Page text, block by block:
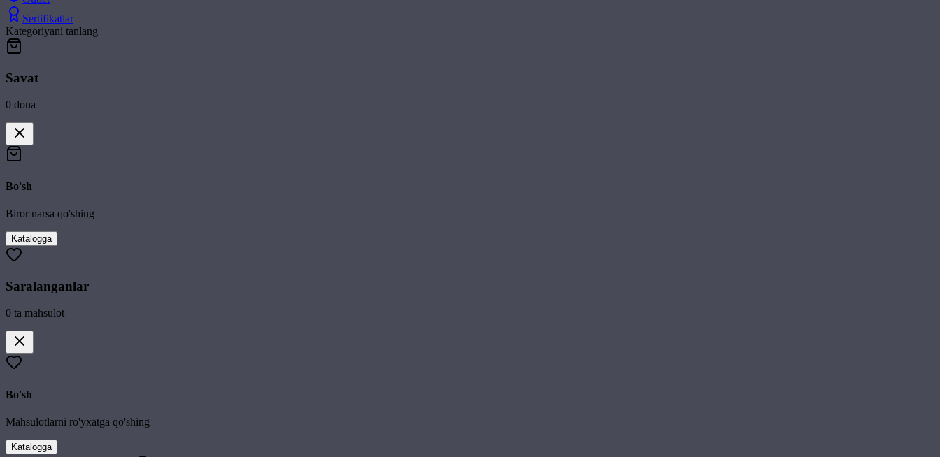
Sertifikatlar
Kategoriyani tanlang
Savat
0 dona
Bo'sh
Biror narsa qo'shing
Katalogga
Saralanganlar
0 ta mahsulot
Bo'sh
Mahsulotlarni ro'yxatga qo'shing
Katalogga